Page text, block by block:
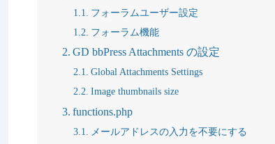
フォーラムユーザー設定
フォーラム機能
GD bbPress Attachments の設定
Global Attachments Settings
Image thumbnails size
functions.php
メールアドレスの入力を不要にする